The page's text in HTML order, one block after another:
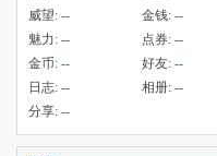
威望: -- 金钱: --
魅力: -- 点券: --
金币: -- 好友: --
日志: -- 相册: --
分享: --